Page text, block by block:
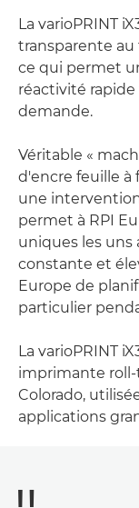
La varioPRINT
transparente au
ce qui permet
réactivité
demande.
Véritable «
d'encre feuille
une
permet à RPI
uniques les uns
constante et
Europe de
particulier
La varioPRINT
imprimante roll-
Colorado,
applications